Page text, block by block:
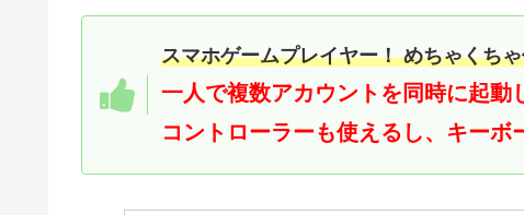
スマホゲームプレイヤー！ めちゃくち
一人で複数アカウントを同時に起動
コントローラーも使えるし、キーボ